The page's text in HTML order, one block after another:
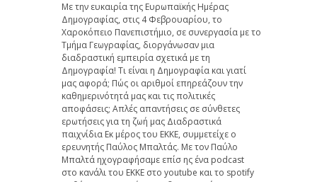
Με την ευκαιρία της Ευρωπαϊκής Ημέρας
Δημογραφίας, στις 4 Φεβρουαρίου, το
Χαροκόπειο Πανεπιστήμιο, σε συνεργασία με το
Τμήμα Γεωγραφίας, διοργάνωσαν μια
διαδραστική εμπειρία σχετικά με τη
Δημογραφία! Τι είναι η Δημογραφία και γιατί
μας αφορά; Πώς οι αριθμοί επηρεάζουν την
καθημερινότητά μας και τις πολιτικές
αποφάσεις; Απλές απαντήσεις σε σύνθετες
ερωτήσεις για τη ζωή μας Διαδραστικά
παιχνίδια Εκ μέρος του ΕΚΚΕ, συμμετείχε ο
ερευνητής Παύλος Μπαλτάς. Με τον Παύλο
Μπαλτά ηχογραφήσαμε επίσ ης ένα podcast
στο κανάλι του ΕΚΚΕ στο youtube και το spotify